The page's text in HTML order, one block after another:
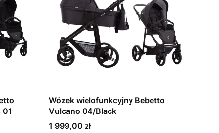
01
Wózek wielofunkcyjny Bebetto
Vulcano 04/Black
Cena
1 999,00 zł